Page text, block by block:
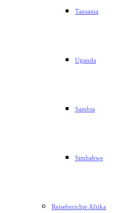
Tansania
Uganda
Sambia
Simbabwe
Reiseberichte Afrika